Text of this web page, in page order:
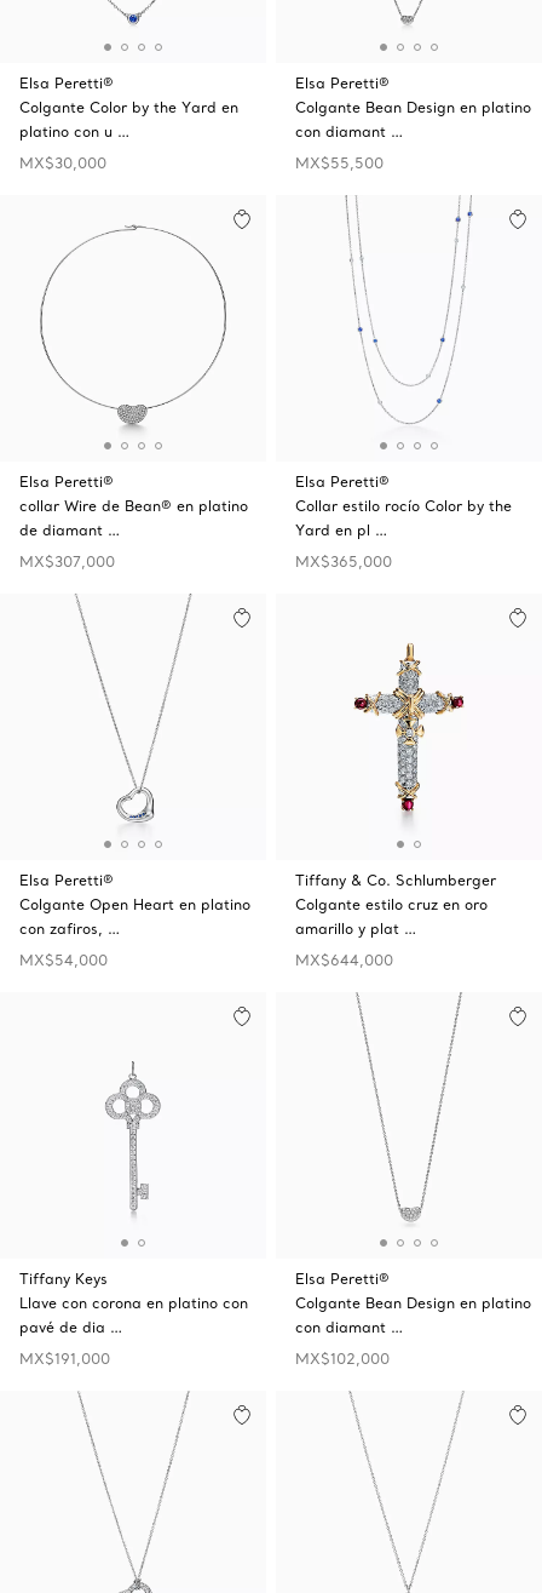
Elsa Peretti®
Colgante Color by the Yard en
platino con u …
MX$30,000
Elsa Peretti®
Colgante Bean Design en platino
con diamant …
MX$55,500
Elsa Peretti®
collar Wire de Bean® en platino
de diamant …
MX$307,000
Elsa Peretti®
Collar estilo rocío Color by the
Yard en pl …
MX$365,000
Elsa Peretti®
Colgante Open Heart en platino
con zafiros, …
MX$54,000
Tiffany & Co. Schlumberger
Colgante estilo cruz en oro
amarillo y plat …
MX$644,000
Tiffany Keys
Llave con corona en platino con
pavé de dia …
MX$191,000
Elsa Peretti®
Colgante Bean Design en platino
con diamant …
MX$102,000